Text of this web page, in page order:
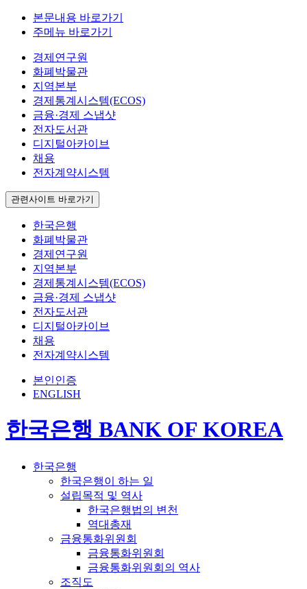
본문내용 바로가기
주메뉴 바로가기
경제연구원
화폐박물관
지역본부
경제통계시스템(ECOS)
금융·경제 스냅샷
전자도서관
디지털아카이브
채용
전자계약시스템
관련사이트 바로가기
한국은행
화폐박물관
경제연구원
지역본부
경제통계시스템(ECOS)
금융·경제 스냅샷
전자도서관
디지털아카이브
채용
전자계약시스템
본인인증
ENGLISH
한국은행 BANK OF KOREA
한국은행
한국은행이 하는 일
설립목적 및 역사
한국은행법의 변천
역대총재
금융통화위원회
금융통화위원회
금융통화위원회의 역사
조직도